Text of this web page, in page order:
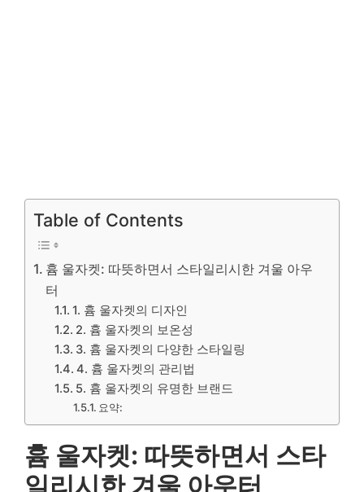
Table of Contents
흄 울자켓: 따뜻하면서 스타일리시한 겨울 아우
터
1. 흄 울자켓의 디자인
2. 흄 울자켓의 보온성
3. 흄 울자켓의 다양한 스타일링
4. 흄 울자켓의 관리법
5. 흄 울자켓의 유명한 브랜드
요약:
흄 울자켓: 따뜻하면서 스타
일리시한 겨울 아우터